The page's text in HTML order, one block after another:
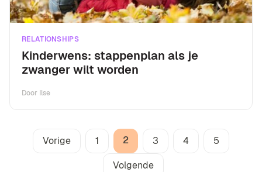
RELATIONSHIPS
Kinderwens: stappenplan als je
zwanger wilt worden
Door Ilse
Vorige 1 2 3 4
5
Volgende